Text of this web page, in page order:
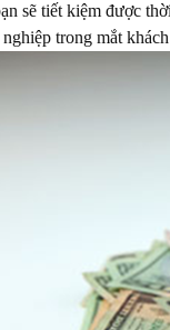
sẽ tiết kiệm được
trong mắt